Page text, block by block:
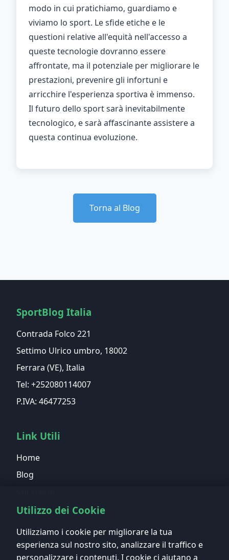
modo in cui pratichiamo, guardiamo e
viviamo lo sport. Le sfide etiche e le
questioni relative all'equità nell'accesso a
queste tecnologie dovranno essere
affrontate, ma il potenziale per migliorare le
prestazioni, prevenire gli infortuni e
arricchire l'esperienza sportiva è immenso.
Il futuro dello sport sarà inevitabilmente
tecnologico, e sarà affascinante assistere a
questa continua evoluzione.
Torna al Blog
SportBlog Italia
Contrada Folco 221
Settimo Ulrico umbro, 18002
Ferrara (VE), Italia
Tel: +252080114007
P.IVA: 46477253
Link Utili
Home
Blog
Contatti
Informazioni Legali
Utilizzo dei Cookie
Utilizziamo i cookie per migliorare la tua
esperienza sul nostro sito, analizzare il traffico e
personalizzare i contenuti. I cookie ci aiutano a